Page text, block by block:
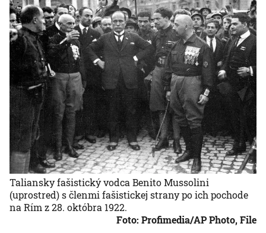
Taliansky fašistický vodca Benito Mussolini
(uprostred) s členmi fašistickej strany po ich pochode
na Rím z 28. októbra 1922.
Foto: Profimedia/AP Photo, File